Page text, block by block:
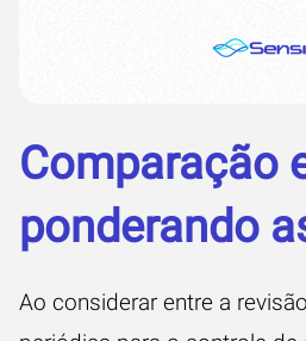
Comparação
ponderando
Ao considerar entre a